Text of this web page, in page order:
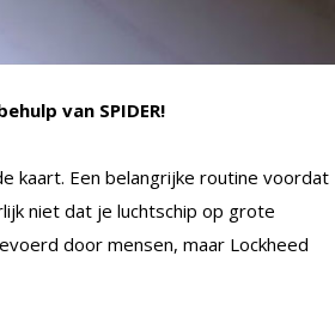
van SPIDER!
kaart. Een belangrijke routine voordat
niet dat je luchtschip op grote
door mensen, maar Lockheed